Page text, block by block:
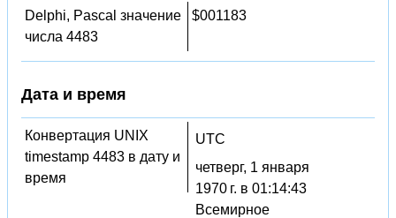
Delphi, Pascal значение
числа 4483
$001183
Дата и время
Конвертация UNIX
timestamp 4483 в дату и
время
UTC
четверг, 1 января
1970 г. в 01:14:43
Всемирное